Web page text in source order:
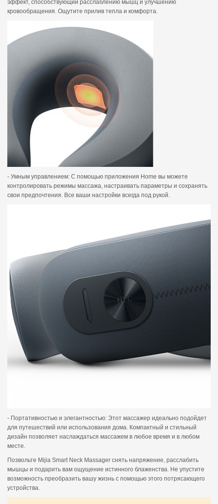
эффект, способствующий расслаблению мышц и улучшению
кровообращения. Ощутите прилив тепла и комфорта.
- Умным управлением: С помощью приложения Home вы можете
контролировать режимы массажа, настраивать параметры и сохранять
свои предпочтения. Все ваши настройки всегда под рукой.
- Портативностью и элегантностью: Этот массажер идеально подойдет
для путешествий или использования дома. Компактный и стильный
дизайн позволяет наслаждаться массажем в любое время и в любом
месте.
Позвольте Mijia Smart Neck Massager снять напряжение, расслабить
мышцы и подарить вам ощущение истинного блаженства. Не упустите
возможность преобразить вашу жизнь с помощью этого потрясающего
устройства.